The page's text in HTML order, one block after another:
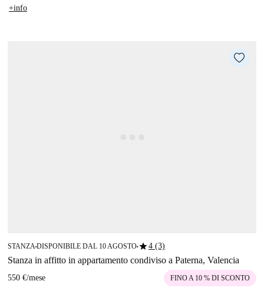
+info
STANZA■DISPONIBILE DAL 10 AGOSTO■star4 (3)
Stanza in affitto in appartamento condiviso a Paterna, Valencia
550 €/mese FINO A 10 % DI SCONTO